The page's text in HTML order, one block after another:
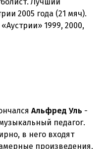
2005 года (21 мяч).
1999, 2000,
Альфред Уль -
педагог.
в него входят
произведения,